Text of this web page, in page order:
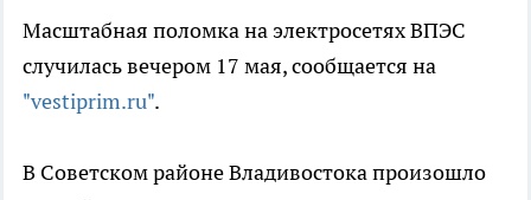
Масштабная поломка на электросетях ВПЭС
случилась вечером 17 мая, сообщается на
"vestiprim.ru".
В Советском районе Владивостока произошло